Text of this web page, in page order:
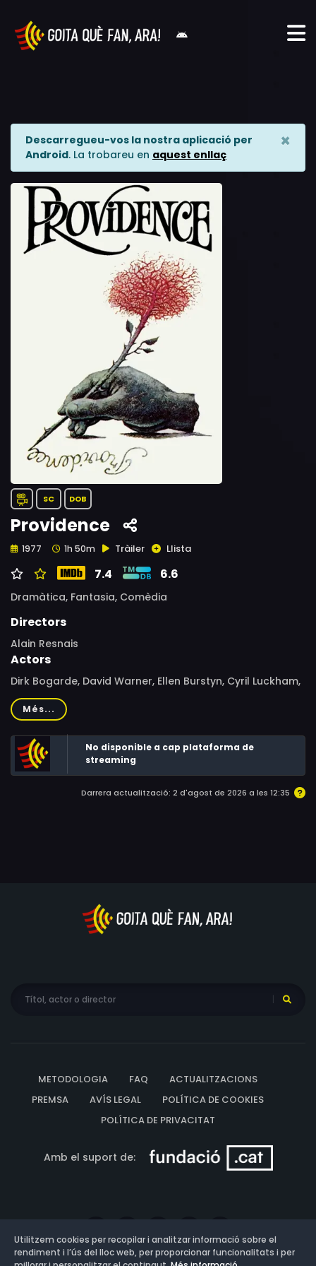
Descarregueu-vos la nostra aplicació per
Android. La trobareu en aquest enllaç
×
SC DOB
Providence
1977 1h 50m Tràiler Llista
7.4 6.6
Dramàtica, Fantasia, Comèdia
Directors
Alain Resnais
Actors
Dirk Bogarde, David Warner, Ellen Burstyn, Cyril Luckham,
John Gielgud, Tanya Lopert, Elaine Stritch, Denis Lawson,
Kathryn Leigh Scott, Milo Sperber, Peter Arne, Anna Wing,
Samson Fainsilber, Joseph Pittoors
Més...
No disponible a cap plataforma de
streaming
Darrera actualització: 2 d'agost de 2026 a les 12:35
METODOLOGIA FAQ
ACTUALITZACIONS
PREMSA
AVÍS LEGAL
POLÍTICA DE COOKIES
POLÍTICA DE PRIVACITAT
Amb el suport de:
Utilitzem cookies per recopilar i analitzar informació sobre el
rendiment i l’ús del lloc web, per proporcionar funcionalitats i per